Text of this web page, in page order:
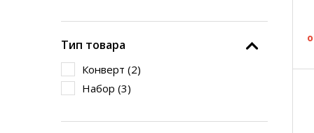
Тип товара
Конверт (2)
Набор (3)